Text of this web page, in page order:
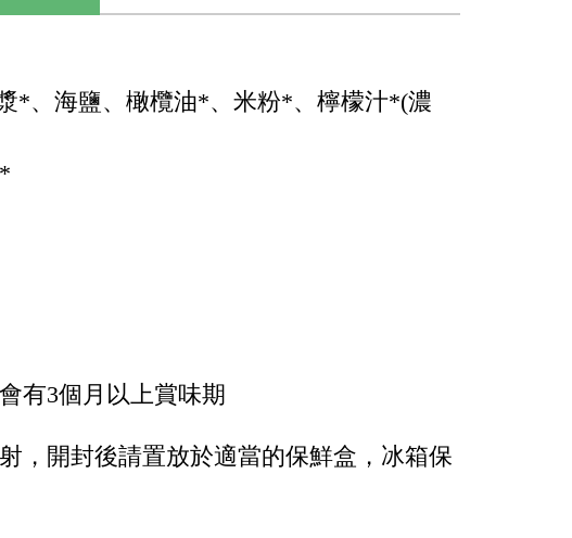
*、海鹽、橄欖油*、米粉*、檸檬汁*(濃
有3個月以上賞味期
，開封後請置放於適當的保鮮盒，冰箱保